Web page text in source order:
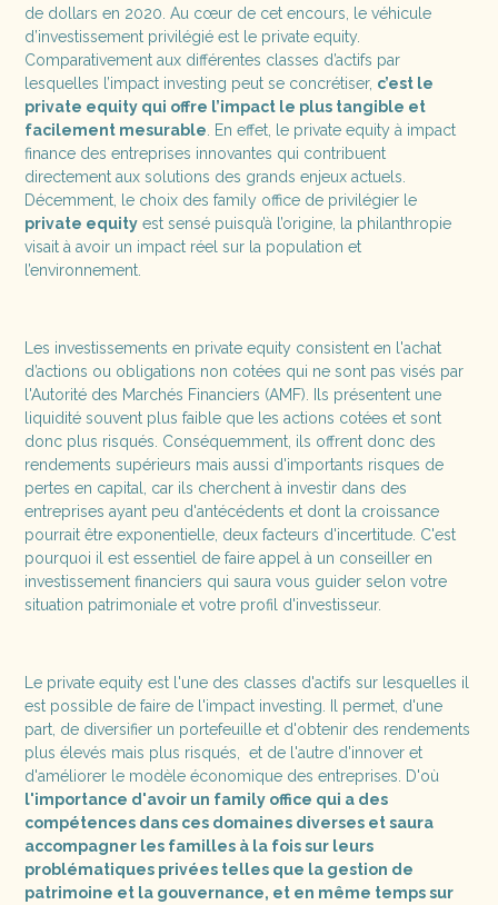
de dollars en 2020. Au cœur de cet encours, le véhicule
d’investissement privilégié est le private equity.
Comparativement aux différentes classes d’actifs par
lesquelles l’impact investing peut se concrétiser, c’est le
private equity qui offre l’impact le plus tangible et
facilement mesurable . En effet, le private equity à impact
finance des entreprises innovantes qui contribuent
directement aux solutions des grands enjeux actuels.
Décemment, le choix des family office de privilégier le
private equity est sensé puisqu’à l’origine, la philanthropie
visait à avoir un impact réel sur la population et
l’environnement.
Les investissements en private equity consistent en l'achat
d’actions ou obligations non cotées qui ne sont pas visés par
l'Autorité des Marchés Financiers (AMF). Ils présentent une
liquidité souvent plus faible que les actions cotées et sont
donc plus risqués. Conséquemment, ils offrent donc des
rendements supérieurs mais aussi d'importants risques de
pertes en capital, car ils cherchent à investir dans des
entreprises ayant peu d'antécédents et dont la croissance
pourrait être exponentielle, deux facteurs d'incertitude. C'est
pourquoi il est essentiel de faire appel à un conseiller en
investissement financiers qui saura vous guider selon votre
situation patrimoniale et votre profil d'investisseur.
Le private equity est l'une des classes d'actifs sur lesquelles il
est possible de faire de l'impact investing. Il permet, d'une
part, de diversifier un portefeuille et d'obtenir des rendements
plus élevés mais plus risqués, et de l'autre d'innover et
d'améliorer le modèle économique des entreprises. D'où
l'importance d'avoir un family office qui a des
compétences dans ces domaines diverses et saura
accompagner les familles à la fois sur leurs
problématiques privées telles que la gestion de
patrimoine et la gouvernance, et en même temps sur